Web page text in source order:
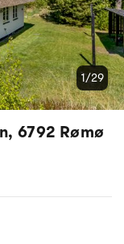
6792 Rømø
1/29